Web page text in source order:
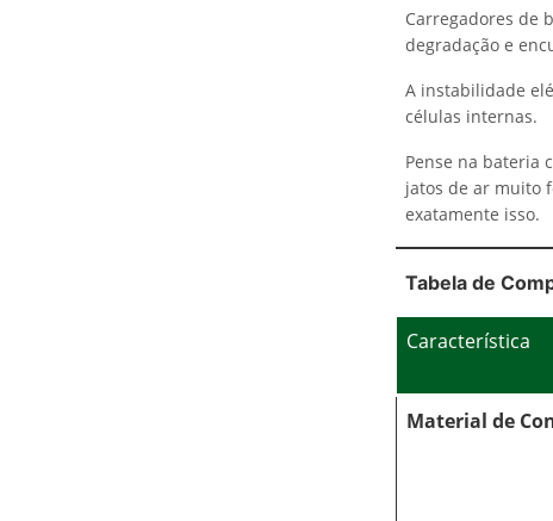
Carregadores de
degradação e
A instabilidade
células internas.
Pense na bateria
jatos de ar muito
exatamente isso.
Tabela de
Característica
Material de